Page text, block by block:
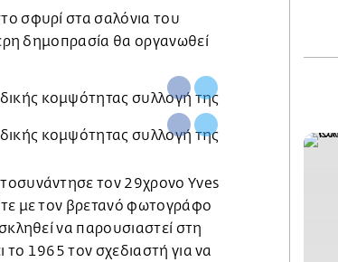
σφυρί στα σαλόνια του
δημοπρασία θα οργανωθεί
τον 29χρονο Υves
με τον βρετανό φωτογράφο
να παρουσιαστεί στη
το 1965 τον σχεδιαστή για να